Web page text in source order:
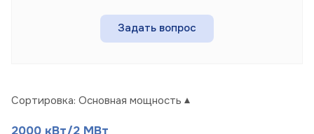
Задать вопрос
Сортировка: Основная мощность
2000 кВт/2 МВт